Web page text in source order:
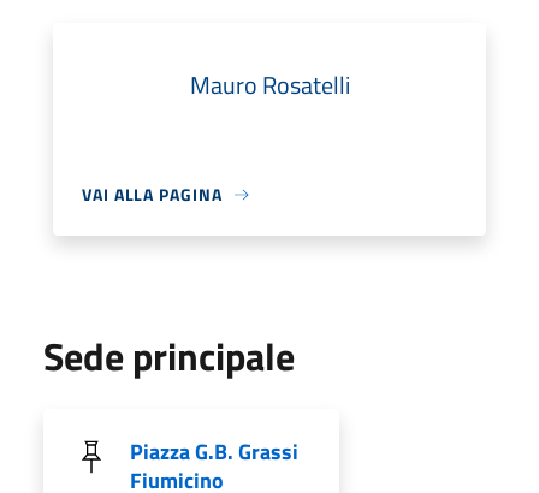
Mauro Rosatelli
VAI ALLA PAGINA
Sede principale
Piazza G.B. Grassi
Fiumicino